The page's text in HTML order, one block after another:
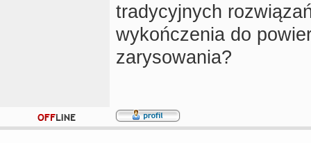
tradycyjnych
wykończenia do
zarysowania?